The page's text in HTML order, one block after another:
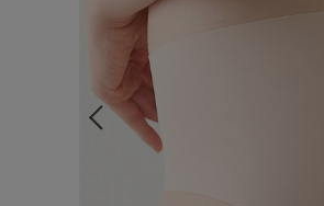
メンズ
キッズ
マタニティ